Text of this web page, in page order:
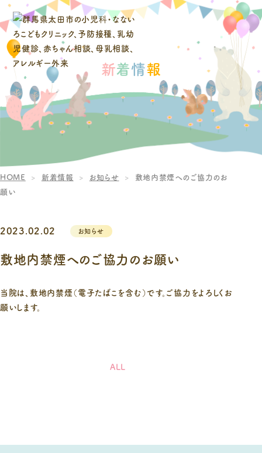
新着情報
HOME 新着情報 お知らせ
敷地内禁煙へのご協力のお
願い
2023.02.02 お知らせ
敷地内禁煙へのご協力のお願い
当院は、敷地内禁煙（電子たばこを含む）です。ご協力をよろしくお
願いします。
ALL